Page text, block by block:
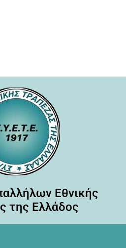
Εθνικής
της Ελλάδος